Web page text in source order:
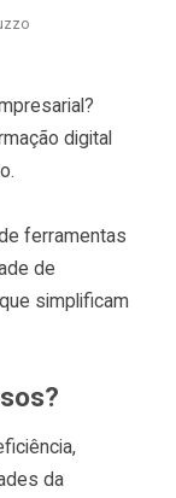
digital
ferramentas
de
simplificam
da